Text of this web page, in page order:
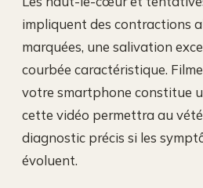
impliquent des contractions
marquées, une salivation
courbée caractéristique.
votre smartphone constitue
cette vidéo permettra au
diagnostic précis si les
évoluent.